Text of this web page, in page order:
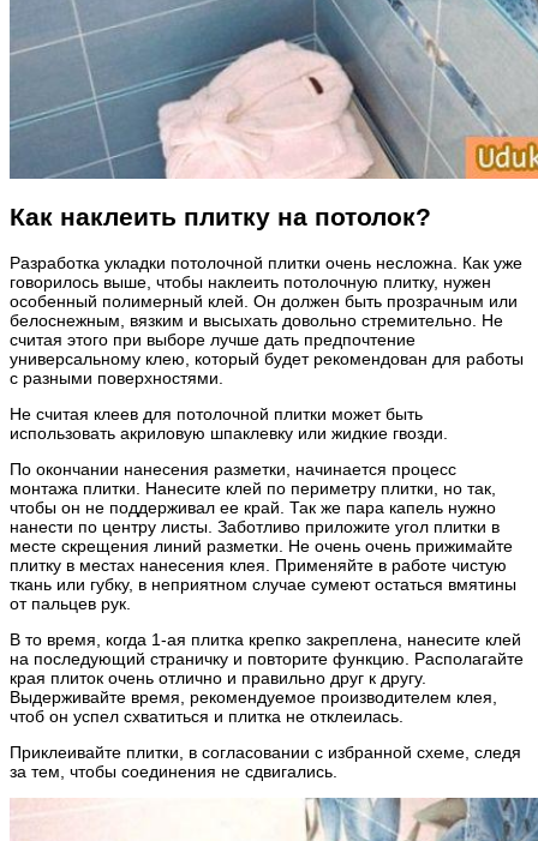
Как наклеить плитку на потолок?
Разработка укладки потолочной плитки очень несложна. Как уже
говорилось выше, чтобы наклеить потолочную плитку, нужен
особенный полимерный клей. Он должен быть прозрачным или
белоснежным, вязким и высыхать довольно стремительно. Не
считая этого при выборе лучше дать предпочтение
универсальному клею, который будет рекомендован для работы
с разными поверхностями.
Не считая клеев для потолочной плитки может быть
использовать акриловую шпаклевку или жидкие гвозди.
По окончании нанесения разметки, начинается процесс
монтажа плитки. Нанесите клей по периметру плитки, но так,
чтобы он не поддерживал ее край. Так же пара капель нужно
нанести по центру листы. Заботливо приложите угол плитки в
месте скрещения линий разметки. Не очень очень прижимайте
плитку в местах нанесения клея. Применяйте в работе чистую
ткань или губку, в неприятном случае сумеют остаться вмятины
от пальцев рук.
В то время, когда 1-ая плитка крепко закреплена, нанесите клей
на последующий страничку и повторите функцию. Располагайте
края плиток очень отлично и правильно друг к другу.
Выдерживайте время, рекомендуемое производителем клея,
чтоб он успел схватиться и плитка не отклеилась.
Приклеивайте плитки, в согласовании с избранной схеме, следя
за тем, чтобы соединения не сдвигались.